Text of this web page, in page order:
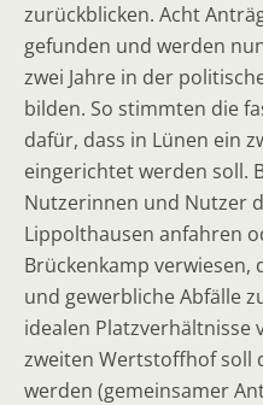
zurückblicken. Acht
gefunden und werden
zwei Jahre in der
bilden. So stimmten die
dafür, dass in Lünen ein
eingerichtet werden soll.
Nutzerinnen und Nutzer
Lippolthausen anfahren
Brückenkamp
und gewerbliche Abfälle
idealen Platzverhältnisse
zweiten Wertstoffhof soll
werden (gemeinsamer